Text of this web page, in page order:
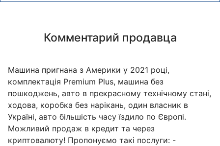
Комментарий продавца
Машина пригнана з Америки у 2021 році,
комплектація Premium Plus, машина без
пошкоджень, авто в прекрасному технічному стані,
ходова, коробка без нарікань, один власник в
Україні, авто більшість часу їздило по Європі.
Можливий продаж в кредит та через
криптовалюту! Пропонуємо такі послуги: -